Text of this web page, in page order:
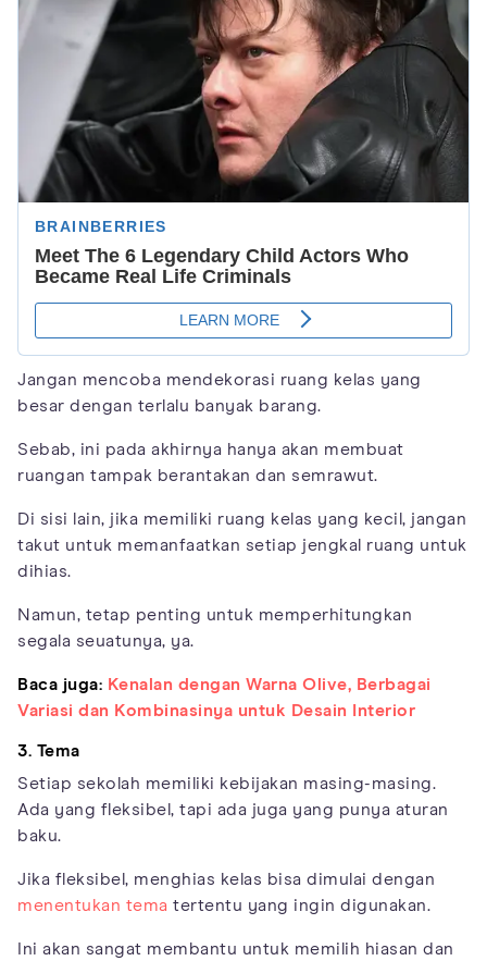
Jangan mencoba mendekorasi ruang kelas yang
besar dengan terlalu banyak barang.
Sebab, ini pada akhirnya hanya akan membuat
ruangan tampak berantakan dan semrawut.
Di sisi lain, jika memiliki ruang kelas yang kecil, jangan
takut untuk memanfaatkan setiap jengkal ruang untuk
dihias.
Namun, tetap penting untuk memperhitungkan
segala seuatunya, ya.
Baca juga: Kenalan dengan Warna Olive, Berbagai
Variasi dan Kombinasinya untuk Desain Interior
3. Tema
Setiap sekolah memiliki kebijakan masing-masing.
Ada yang fleksibel, tapi ada juga yang punya aturan
baku.
Jika fleksibel, menghias kelas bisa dimulai dengan
menentukan tema tertentu yang ingin digunakan.
Ini akan sangat membantu untuk memilih hiasan dan